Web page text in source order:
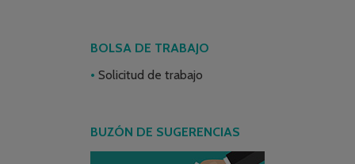
BOLSA DE TRABAJO
Solicitud de trabajo
BUZÓN DE SUGERENCIAS